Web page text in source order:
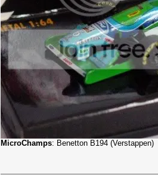
MicroChamps: Benetton B194 (Verstappen)